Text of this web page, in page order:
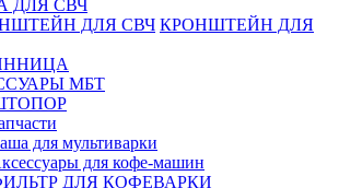
ДЛЯ СВЧ
КРОНШТЕЙН ДЛЯ
МБТ
для мультиварки
для кофе-машин
ДЛЯ КОФЕВАРКИ